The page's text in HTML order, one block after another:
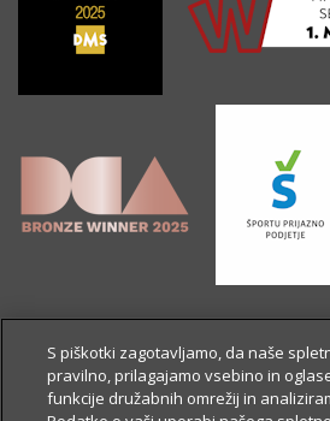
S piškotki zagotavljamo, da naše
pravilno, prilagajamo vsebino in
funkcije družabnih omrežij in